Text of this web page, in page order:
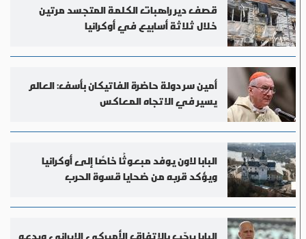
قصف دير راهبات الكلمة المتجسد مرتين
خلال ثلاثة أسابيع في أوكرانيا
أمين سر دولة حاضرة الفاتيكان بأسف: العالم
يسير في الاتجاه المعاكس
البابا لاون يوفد مبعوثًا خاصًا إلى أوكرانيا
ويؤكد قربه من ضحايا قسوة الحرب